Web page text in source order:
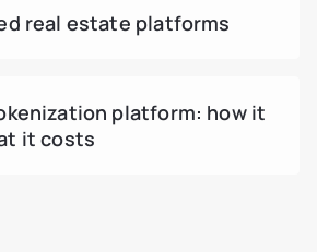
im Benutzer-Admin-Dialog
real estate platforms
platform: how it
it costs